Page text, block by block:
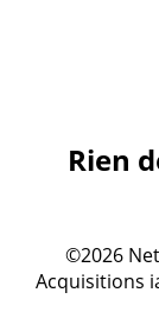
Rien
©2026
Acquisitions